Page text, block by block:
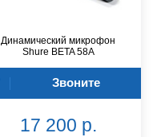
Динамический микрофон
Shure BETA 58A
Звоните
17 200 р.